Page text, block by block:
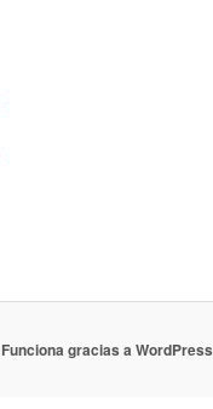
Funciona gracias a WordPress